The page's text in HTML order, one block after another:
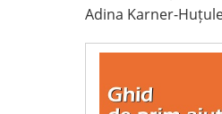
Adina Karner-